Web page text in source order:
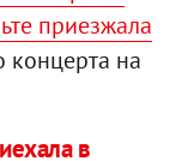
приезжала
концерта на
в